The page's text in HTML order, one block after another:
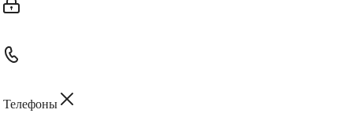
Телефоны